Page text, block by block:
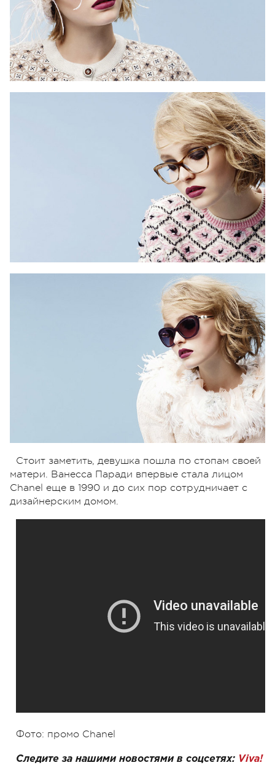
Стоит заметить, девушка пошла по стопам своей
матери. Ванесса Паради впервые стала лицом
Chanel еще в 1990 и до сих пор сотрудничает с
дизайнерским домом.
Фото: промо Chanel
Следите за нашими новостями в соцсетях: Viva!